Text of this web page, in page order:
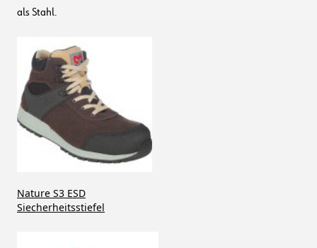
als Stahl.
Nature S3 ESD
Siecherheitsstiefel